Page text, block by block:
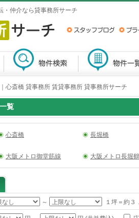
・仲介なら貸事務所サーチ
心斎橋 貸事務所 賃貸事務所 貸事務所サーチ
覧
心斎橋 長堀橋
大阪メトロ御堂筋線 大阪メトロ長堀
～ １坪＝約３